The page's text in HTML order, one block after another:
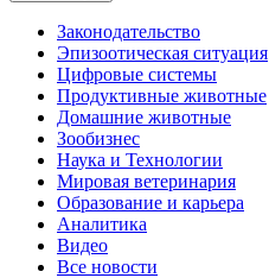
Законодательство
Эпизоотическая ситуация
Цифровые системы
Продуктивные животные
Домашние животные
Зообизнес
Наука и Технологии
Мировая ветеринария
Образование и карьера
Аналитика
Видео
Все новости